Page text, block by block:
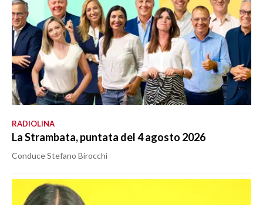
RADIOLINA
La Strambata, puntata del 4 agosto 2026
Conduce Stefano Birocchi